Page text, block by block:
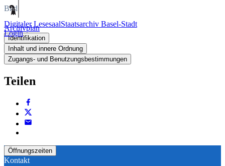
Digitaler LesesaalStaatsarchiv Basel-Stadt
Login
Bild
Archivplan
Identifikation
Inhalt und innere Ordnung
Zugangs- und Benutzungsbestimmungen
Teilen
Öffnungszeiten
Kontakt